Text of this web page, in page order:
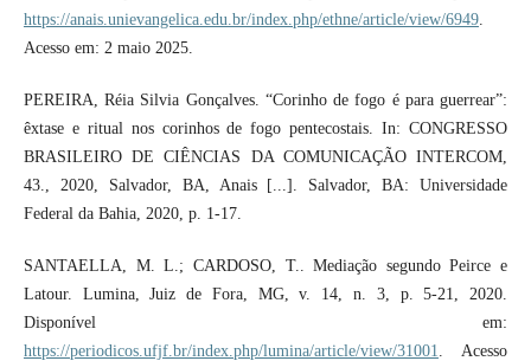
https://anais.unievangelica.edu.br/index.php/ethne/article/view/6949.
Acesso em: 2 maio 2025.
PEREIRA, Réia Silvia Gonçalves. “Corinho de fogo é para guerrear”:
êxtase e ritual nos corinhos de fogo pentecostais. In: CONGRESSO
BRASILEIRO DE CIÊNCIAS DA COMUNICAÇÃO INTERCOM,
43., 2020, Salvador, BA, Anais [...]. Salvador, BA: Universidade
Federal da Bahia, 2020, p. 1-17.
SANTAELLA, M. L.; CARDOSO, T.. Mediação segundo Peirce e
Latour. Lumina, Juiz de Fora, MG, v. 14, n. 3, p. 5-21, 2020.
Disponível em:
https://periodicos.ufjf.br/index.php/lumina/article/view/31001
. Acesso